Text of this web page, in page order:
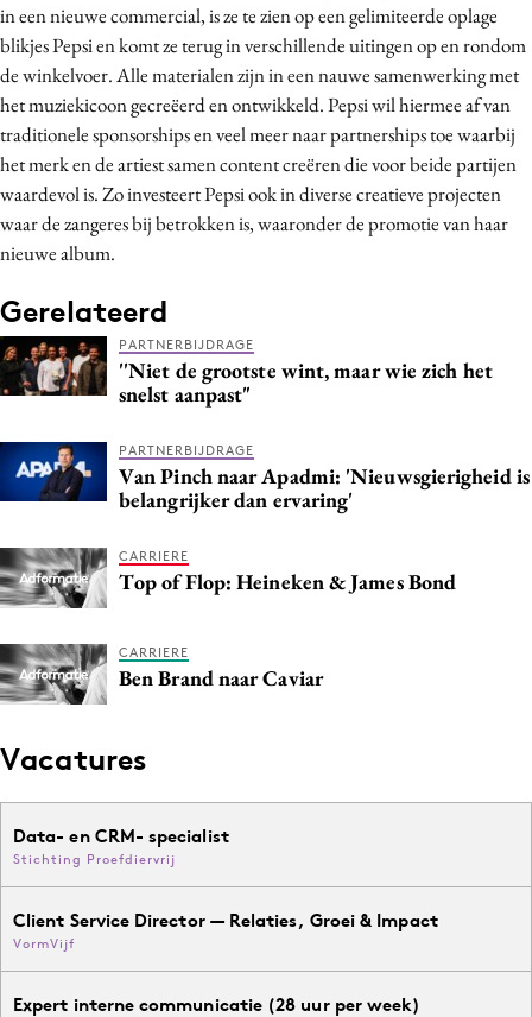
Craft
Customer Experience
Data & Insights
Design
Digital transformation
Diversiteit
Effectiviteit
Influencer marketing
Interne communicatie
Martech
Merkstrategie
PR
Purpose Marketing
Reputatie & crisis
in een nieuwe commercial, is ze te zien op een gelimiteerde oplage
blikjes Pepsi en komt ze terug in verschillende uitingen op en rondom
de winkelvoer. Alle materialen zijn in een nauwe samenwerking met
het muziekicoon gecreëerd en ontwikkeld. Pepsi wil hiermee af van
traditionele sponsorships en veel meer naar partnerships toe waarbij
het merk en de artiest samen content creëren die voor beide partijen
waardevol is. Zo investeert Pepsi ook in diverse creatieve projecten
waar de zangeres bij betrokken is, waaronder de promotie van haar
nieuwe album.
Gerelateerd
PARTNERBIJDRAGE
''Niet de grootste wint, maar wie zich het
snelst aanpast"
PARTNERBIJDRAGE
Van Pinch naar Apadmi: 'Nieuwsgierigheid is
belangrijker dan ervaring'
CARRIERE
Top of Flop: Heineken & James Bond
CARRIERE
Ben Brand naar Caviar
Vacatures
Data- en CRM- specialist
Stichting Proefdiervrij
Client Service Director — Relaties, Groei & Impact
VormVijf
Expert interne communicatie (28 uur per week)